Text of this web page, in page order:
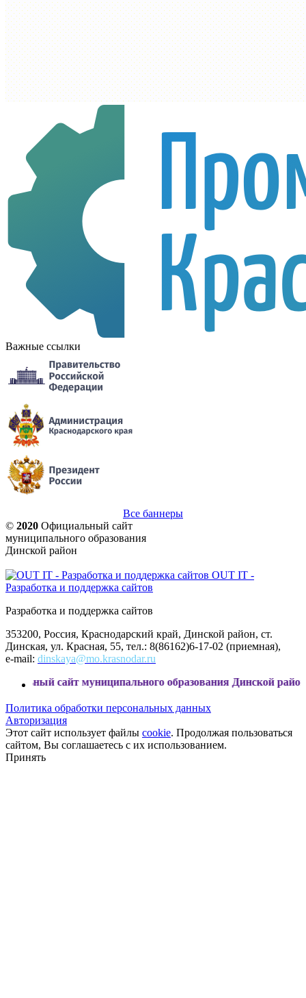
Важные ссылки
Все баннеры
© 2020 Официальный сайт
муниципального образования
Динской район
OUT IT -
Разработка и поддержка сайтов
Разработка и поддержка сайтов
353200, Россия, Краснодарский край, Динской район, ст.
Динская, ул. Красная, 55, тел.: 8(86162)6-17-02 (приемная),
e-mail: dinskaya@mo.krasnodar.ru
муниципального образования Динской район
Политика обработки персональных данных
Авторизация
Этот сайт использует файлы cookie. Продолжая пользоваться
сайтом, Вы соглашаетесь с их использованием.
Принять